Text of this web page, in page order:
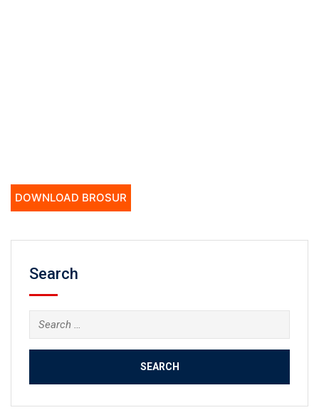
DOWNLOAD BROSUR
Search
Search
for: